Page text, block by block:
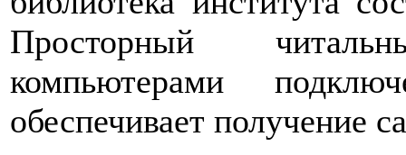
Просторный
компьютерами
обеспечивает получение